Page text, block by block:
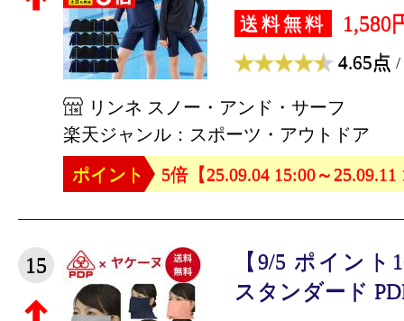
送料無料 1,580
4.65点 /
リンネ スノー・アンド・サーフ
楽天ジャンル：スポーツ・アウトドア
ポイント
5倍【25.09.04 15:00～25.09.11
15
【9/5 ポイン
スタンダード